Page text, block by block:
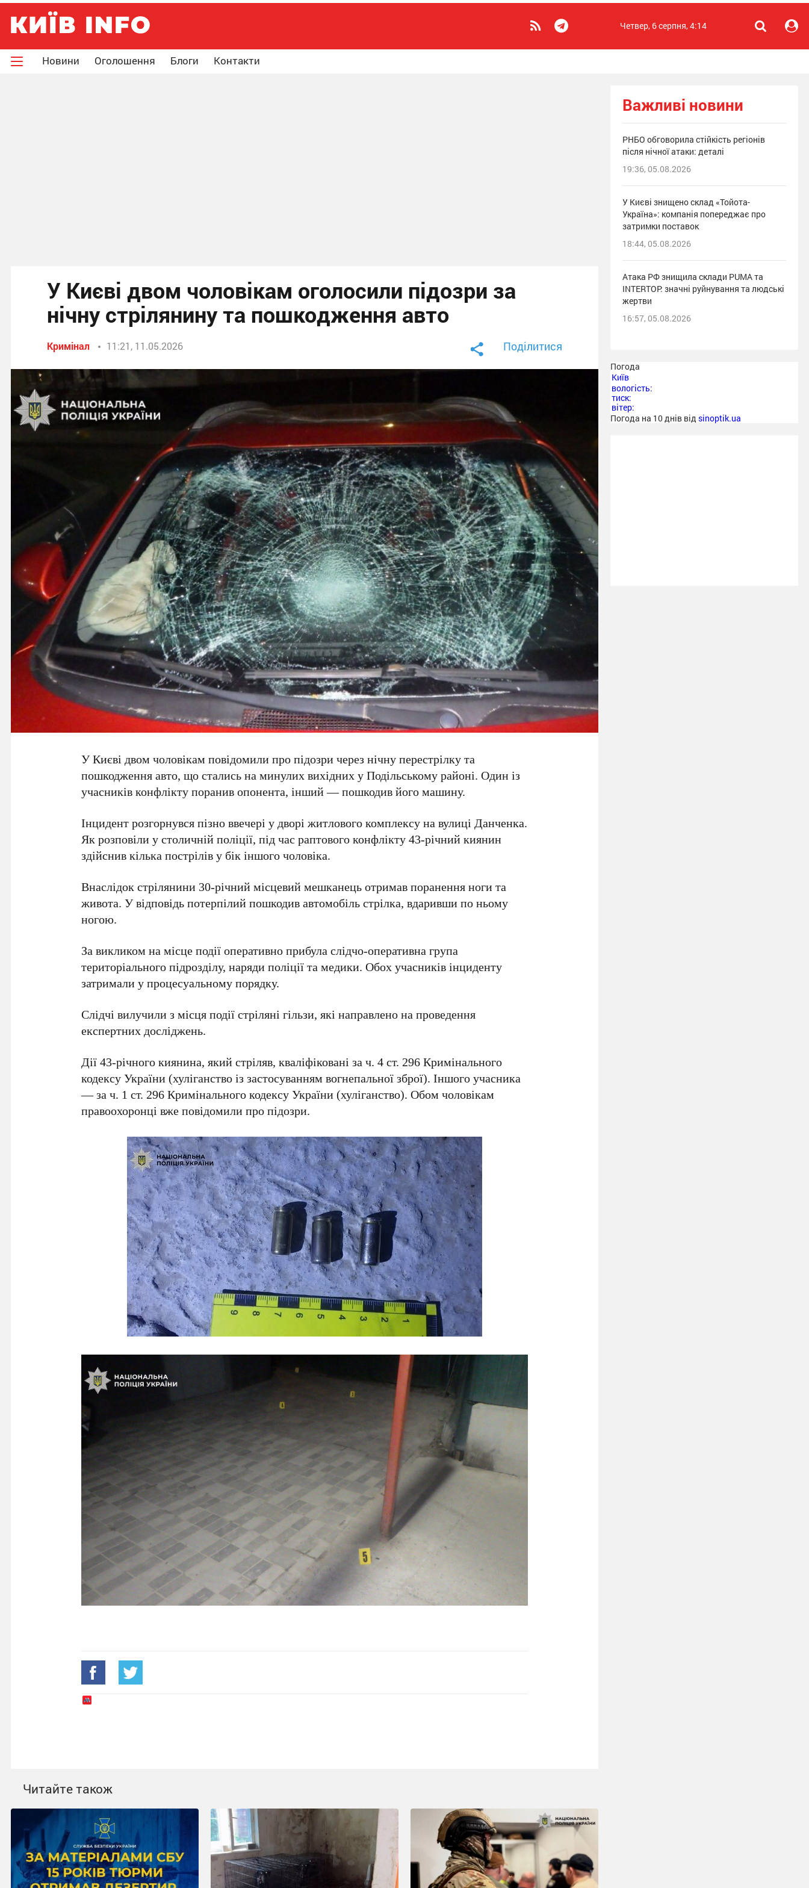
Четвер, 6 серпня, 4:14
Новини Оголошення Блоги Контакти
У Києві двом чоловікам оголосили підозри за
нічну стрілянину та пошкодження авто
Кримінал 11:21, 11.05.2026 Поділитися
У Києві двом чоловікам повідомили про підозри через нічну перестрілку та
пошкодження авто, що стались на минулих вихідних у Подільському районі. Один із
учасників конфлікту поранив опонента, інший — пошкодив його машину.
Інцидент розгорнувся пізно ввечері у дворі житлового комплексу навулиці Данченка.
Як розповіли у столичній поліції, під час раптового конфлікту43-річнийкиянин
здійснив кілька пострілів у бік іншого чоловіка.
Внаслідок стрілянини 30-річниймісцевий мешканець отримав поранення ноги та
живота. У відповідь потерпілий пошкодив автомобіль стрілка, вдаривши по ньому
ногою.
За викликом на місце події оперативно прибула слідчо-оперативна група
територіального підрозділу, наряди поліції та медики. Обох учасників інциденту
затримали у процесуальному порядку.
Слідчі вилучили з місця події стріляні гільзи, які направлено на проведення
експертних досліджень.
Дії43-річногокиянина, який стріляв, кваліфіковані зач. 4 ст. 296Кримінального
кодексу України (хуліганство із застосуванням вогнепальної зброї). Іншого учасника
— зач. 1 ст. 296Кримінального кодексу України (хуліганство). Обом чоловікам
правоохоронці вже повідомили про підозри.
Читайте також
Важливі новини
РНБО обговорила стійкість регіонів
після нічної атаки: деталі
19:36, 05.08.2026
У Києві знищено склад «Тойота-
Україна»: компанія попереджає про
затримки поставок
18:44, 05.08.2026
Атака РФ знищила склади PUMA та
INTERTOP: значні руйнування та людські
жертви
16:57, 05.08.2026
Погода
Київ
вологість:
тиск:
вітер:
Погода на 10 днів від sinoptik.ua